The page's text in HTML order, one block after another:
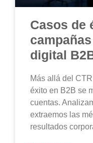
Casos de
digital
Más allá del
éxito en B2B se
cuentas.
extraemos las
resultados